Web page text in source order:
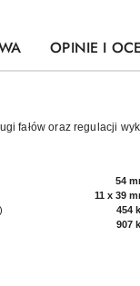
OPINIE I
fałów oraz regulacji
54
11 x 39
454
907